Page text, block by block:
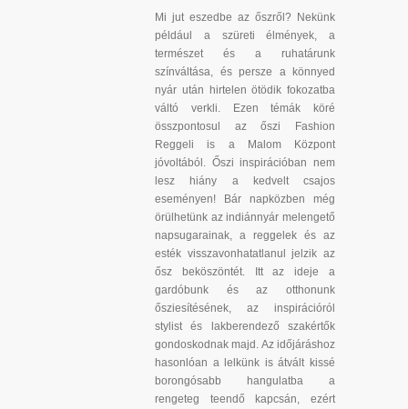
Mi jut eszedbe az őszről? Nekünk
például a szüreti élmények, a
természet és a ruhatárunk
színváltása, és persze a könnyed
nyár után hirtelen ötödik fokozatba
váltó verkli. Ezen témák köré
összpontosul az őszi Fashion
Reggeli is a Malom Központ
jóvoltából. Őszi inspirációban nem
lesz hiány a kedvelt csajos
eseményen! Bár napközben még
örülhetünk az indiánnyár melengető
napsugarainak, a reggelek és az
esték visszavonhatatlanul jelzik az
ősz beköszöntét. Itt az ideje a
gardóbunk és az otthonunk
ősziesítésének, az inspirációról
stylist és lakberendező szakértők
gondoskodnak majd. Az időjáráshoz
hasonlóan a lelkünk is átvált kissé
borongósabb hangulatba a
rengeteg teendő kapcsán, ezért